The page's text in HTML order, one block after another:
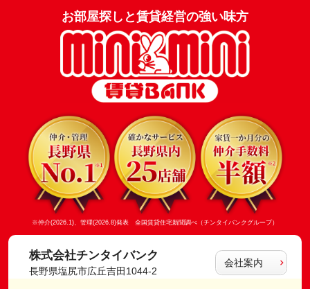
お部屋探しと賃貸経営の強い味方
※仲介(2026.1)、管理(2026.8)発表 全国賃貸住宅新聞調べ（チンタイバンクグループ）
株式会社チンタイバンク
長野県塩尻市広丘吉田1044-2
会社案内